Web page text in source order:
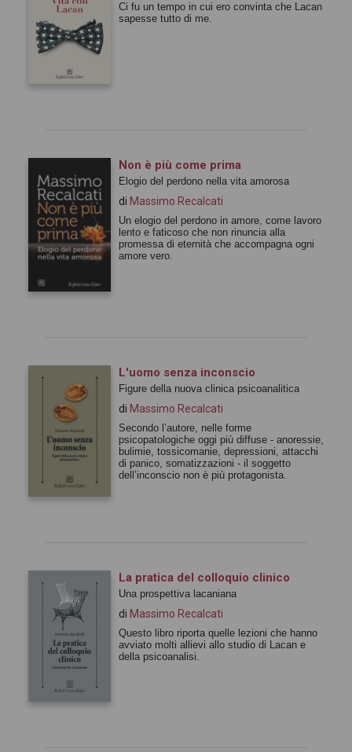
Ci fu un tempo in cui ero convinta che Lacan
sapesse tutto di me.
Non è più come prima
Elogio del perdono nella vita amorosa
di Massimo Recalcati
Un elogio del perdono in amore, come lavoro
lento e faticoso che non rinuncia alla
promessa di eternità che accompagna ogni
amore vero.
L'uomo senza inconscio
Figure della nuova clinica psicoanalitica
di Massimo Recalcati
Secondo l’autore, nelle forme
psicopatologiche oggi più diffuse - anoressie,
bulimie, tossicomanie, depressioni, attacchi
di panico, somatizzazioni - il soggetto
dell’inconscio non è più protagonista.
La pratica del colloquio clinico
Una prospettiva lacaniana
di Massimo Recalcati
Questo libro riporta quelle lezioni che hanno
avviato molti allievi allo studio di Lacan e
della psicoanalisi.